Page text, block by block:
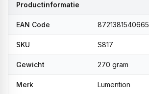
Productinformatie
EAN Code 8721381540665
SKU S817
Gewicht 270 gram
Merk Lumention